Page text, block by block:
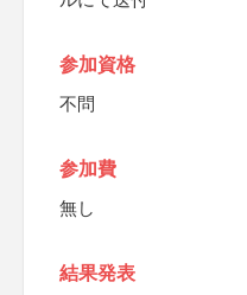
参加資格
不問
参加費
無し
結果発表